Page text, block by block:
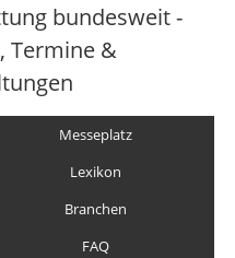
bundesweit -
Termine &
Messeplatz
Lexikon
Branchen
FAQ